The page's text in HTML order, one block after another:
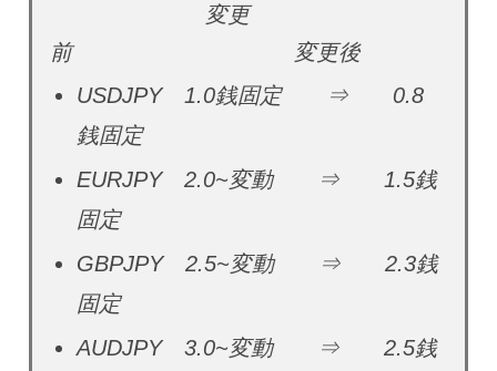
変更
前 変更後
USDJPY 1.0銭固定 ⇒ 0.8
銭固定
EURJPY 2.0~変動 ⇒ 1.5銭
固定
GBPJPY 2.5~変動 ⇒ 2.3銭
固定
AUDJPY 3.0~変動 ⇒ 2.5銭